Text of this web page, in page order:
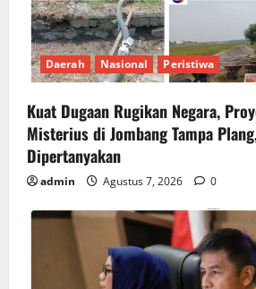
Daerah Nasional Peristiwa
Kuat Dugaan Rugikan Negara,
Misterius di Jombang Tampa
Dipertanyakan
admin Agustus 7, 2026 0